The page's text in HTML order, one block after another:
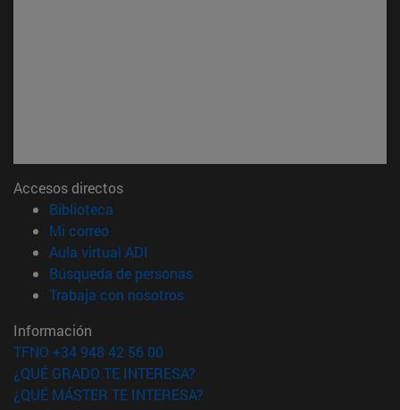
Accesos directos
Biblioteca
Mi correo(abre en nueva ventana)
Aula virtual ADI
Búsqueda de personas(abre en nueva ventana)
Trabaja con nosotros(abre en nueva ventana)
Información
TFNO +34 948 42 56 00
¿QUÉ GRADO TE INTERESA?
¿QUÉ MÁSTER TE INTERESA?